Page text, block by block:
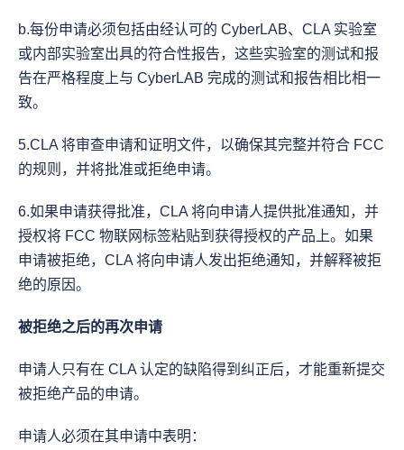
b.每份申请必须包括由经认可的 CyberLAB、CLA 实验室
或内部实验室出具的符合性报告，这些实验室的测试和报
告在严格程度上与 CyberLAB 完成的测试和报告相比相一
致。
5.CLA 将审查申请和证明文件，以确保其完整并符合 FCC
的规则，并将批准或拒绝申请。
6.如果申请获得批准，CLA 将向申请人提供批准通知，并
授权将 FCC 物联网标签粘贴到获得授权的产品上。如果
申请被拒绝，CLA 将向申请人发出拒绝通知，并解释被拒
绝的原因。
被拒绝之后的再次申请
申请人只有在 CLA 认定的缺陷得到纠正后，才能重新提交
被拒绝产品的申请。
申请人必须在其申请中表明：